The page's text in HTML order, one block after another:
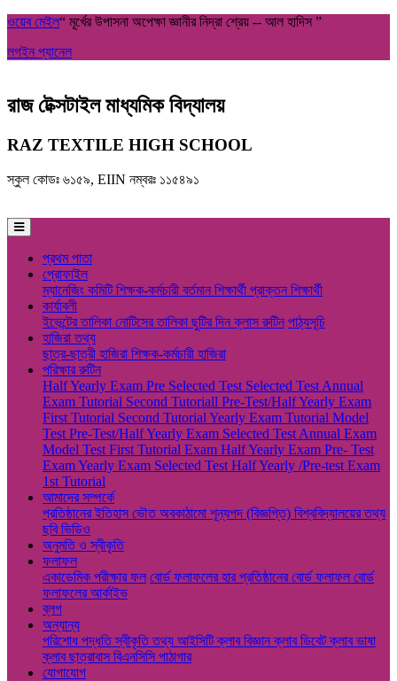
ওয়েব মেইল“ মূর্খের উপাসনা অপেক্ষা জ্ঞানীর নিদ্রা শ্রেয় -- আল হাদিস ”
লগইন প্যানেল
রাজ টেক্সটাইল মাধ্যমিক বিদ্যালয়
RAZ TEXTILE HIGH SCHOOL
স্কুল কোডঃ ৬১৫৯, EIIN নম্বরঃ ১১৫৪৯১
প্রথম পাতা
প্রোফাইল
ম্যানেজিং কমিটিশিক্ষক-কর্মচারী বর্তমান শিক্ষার্থী প্রাক্তন শিক্ষার্থী
কার্যাবলী
ইভেন্টের তালিকা নোটিসের তালিকা ছুটির দিনক্লাস রুটিন পাঠ্যসূচি
হাজিরা তথ্য
ছাত্র-ছাত্রী হাজিরা শিক্ষক-কর্মচারী হাজিরা
পরিক্ষার রুটিন
Half Yearly Exam Pre Selected Test Selected Test Annual
Exam Tutorial Second Tutoriall Pre-Test/Half Yearly Exam
First Tutorial Second Tutorial Yearly Exam Tutorial Model
Test Pre-Test/Half Yearly Exam Selected Test Annual Exam
Model Test First Tutorial Exam Half Yearly Exam Pre- Test
ExamYearly Exam Selected Test Half Yearly /Pre-test Exam
1st Tutorial
আমাদের সম্পর্কে
প্রতিষ্ঠানের ইতিহাস ভৌত অবকাঠামো শূন্যপদ (বিজ্ঞপ্তি) বিশ্ববিদ্যালয়ের তথ্য
ছবিভিডিও
অনুমতি ও স্বীকৃতি
ফলাফল
একাডেমিক পরীক্ষার ফল বোর্ড ফলাফলের হারপ্রতিষ্ঠানের বোর্ড ফলাফল বোর্ড
ফলাফলের আর্কাইভ
ব্লগ
অন্যান্য
পরিশোধ পদ্ধতিস্বীকৃতি তথ্য আইসিটি ক্লাববিজ্ঞান ক্লাবডিবেট ক্লাবভাষা
ক্লাবছাত্রাবাস বিএনসিসি পাঠাগার
যোগাযোগ